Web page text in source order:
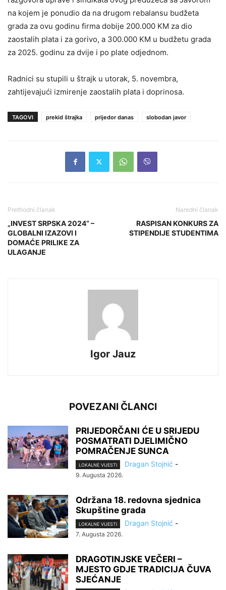
na kojem je ponudio da na drugom rebalansu budžeta
grada za ovu godinu firma dobije 200.000 KM za dio
zaostalih plata i za gorivo, a 300.000 KM u budžetu grada
za 2025. godinu za dvije i po plate odjednom.
Radnici su stupili u štrajk u utorak, 5. novembra,
zahtijevajući izmirenje zaostalih plata i doprinosa.
TAGOVI prekid štrajka prijedor danas slobodan javor
Prethodni članak
„INVEST SRPSKA 2024“ –
GLOBALNI IZAZOVI I
DOMAĆE PRILIKE ZA
ULAGANJE
Naredni članak
RASPISAN KONKURS ZA
STIPENDIJE STUDENTIMA
Igor Jauz
POVEZANI ČLANCI
PRIJEDORČANI ĆE U SRIJEDU
POSMATRATI DJELIMIČNO
POMRAČENJE SUNCA
LOKALNE VIJESTI Dragan Stojnić -
9. Augusta 2026.
Održana 18. redovna sjednica
Skupštine grada
LOKALNE VIJESTI Dragan Stojnić -
7. Augusta 2026.
DRAGOTINJSKE VEČERI –
MJESTO GDJE TRADICIJA ČUVA
SJEĆANJE